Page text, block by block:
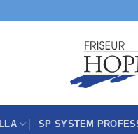
SP SYSTEM